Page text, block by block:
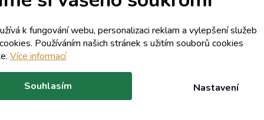
k fungování webu, personalizaci reklam a vylepšení služeb
Používáním našich stránek s užitím souborů cookies
Více informací
Nastavení
Souhlasím
sklad - dodání do 10 dnů
454,79 Kč včetně DPH
375,86 Kč/ ks
Externí sklad - dodání do 10
213,70 Kč včetně DPH
176,61 Kč/ ks